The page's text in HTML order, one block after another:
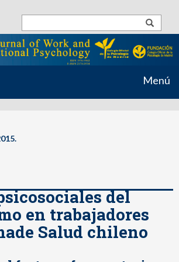
Menú
del
en trabajadores
Salud chileno